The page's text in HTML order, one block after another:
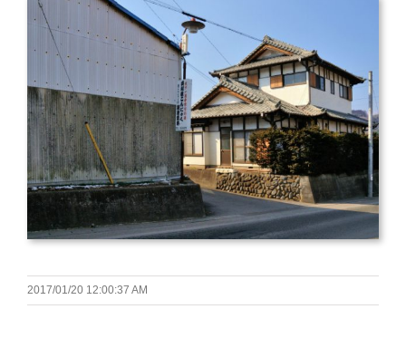
2017/01/20 12:00:37 AM